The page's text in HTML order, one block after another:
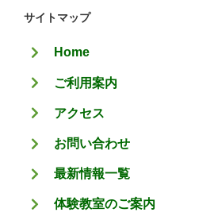
ゴ
ー
サイトマップ
Home
ご利用案内
アクセス
お問い合わせ
最新情報一覧
体験教室のご案内